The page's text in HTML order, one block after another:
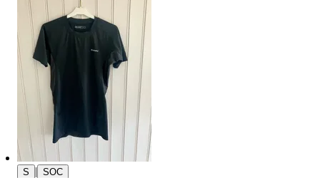
S | SOC